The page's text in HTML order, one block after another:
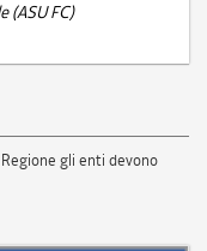
(ASU FC)
gli enti devono